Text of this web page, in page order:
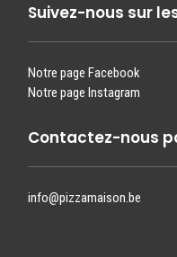
Suivez-nous sur
Notre page Facebook
Notre page Instagram
Contactez-nous
info@pizzamaison.be